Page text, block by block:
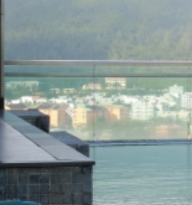
Previous